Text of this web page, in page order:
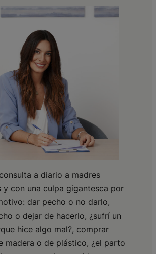
a diario a madres
y con una culpa gigantesca por
dar pecho o no darlo,
o dejar de hacerlo, ¿sufrí un
hice algo mal?, comprar
madera o de plástico, ¿el parto